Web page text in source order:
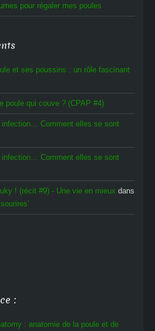
pour régaler mes poules
et ses poussins : un rôle fascinant
poule qui couve ? (CPAP #4)
Comment elles se sont
Comment elles se sont
! (récit #9) - Une vie en mieux dans
:
: anatomie de la poule et de